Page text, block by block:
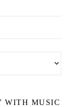
WITH MUSIC